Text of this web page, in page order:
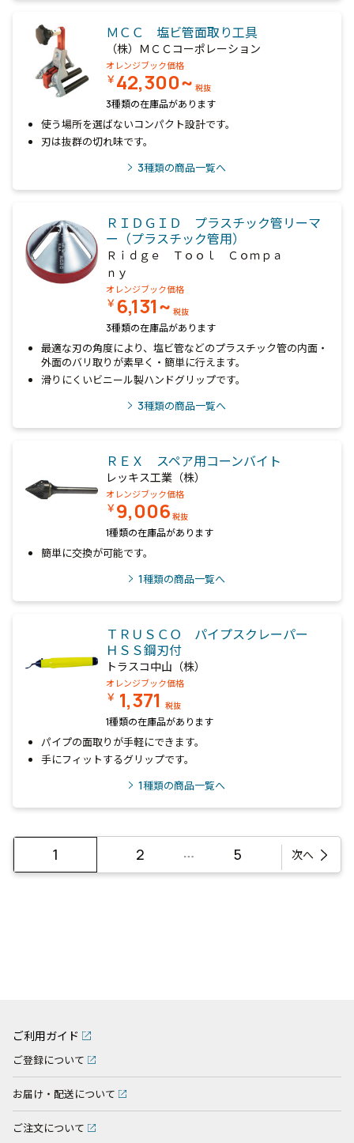
ＭＣＣ 塩ビ管面取り工具
（株）ＭＣＣコーポレーション
オレンジブック価格
￥42,300~ 税抜
3種類の在庫品があります
使う場所を選ばないコンパクト設計です。
刃は抜群の切れ味です。
3種類の商品一覧へ
ＲＩＤＧＩＤ プラスチック管リーマ
ー（プラスチック管用）
Ｒｉｄｇｅ Ｔｏｏｌ Ｃｏｍｐａ
ｎｙ
オレンジブック価格
￥ 6,131~ 税抜
3種類の在庫品があります
最適な刃の角度により、塩ビ管などのプラスチック管の内面・
外面のバリ取りが素早く・簡単に行えます。
滑りにくいビニール製ハンドグリップです。
3種類の商品一覧へ
ＲＥＸ スペア用コーンバイト
レッキス工業（株）
オレンジブック価格
￥9,006 税抜
1種類の在庫品があります
簡単に交換が可能です。
1種類の商品一覧へ
ＴＲＵＳＣＯ パイプスクレーパー
ＨＳＳ鋼刃付
トラスコ中山（株）
オレンジブック価格
￥ 1,371 税抜
1種類の在庫品があります
パイプの面取りが手軽にできます。
手にフィットするグリップです。
1種類の商品一覧へ
1 2 … 5 次へ
ご利用ガイド
ご登録について
お届け・配送について
ご注文について